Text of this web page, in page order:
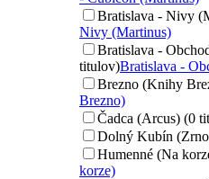
Bratislava - Nivy
Nivy (Martinus)
Bratislava -
titulov)Bratislava -
Brezno (Knihy
Brezno)
Čadca (Arcus) (0
Dolný Kubín
Humenné (Na
korze)